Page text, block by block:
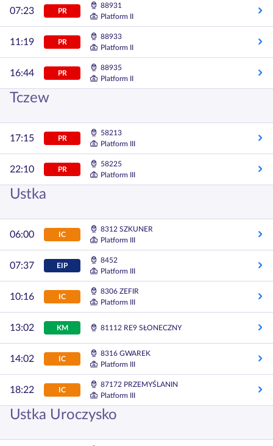
07:23 PR
88931
Platform II
11:19 PR
88933
Platform II
16:44 PR
88935
Platform II
Tczew
17:15 PR
58213
Platform III
22:10 PR
58225
Platform III
Ustka
06:00 IC
8312 SZKUNER
Platform III
07:37 EIP
8452
Platform III
10:16 IC
8306 ZEFIR
Platform III
13:02 KM 81112 RE9 SŁONECZNY
14:02 IC
8316 GWAREK
Platform III
18:22 IC
87172 PRZEMYŚLANIN
Platform III
Ustka Uroczysko